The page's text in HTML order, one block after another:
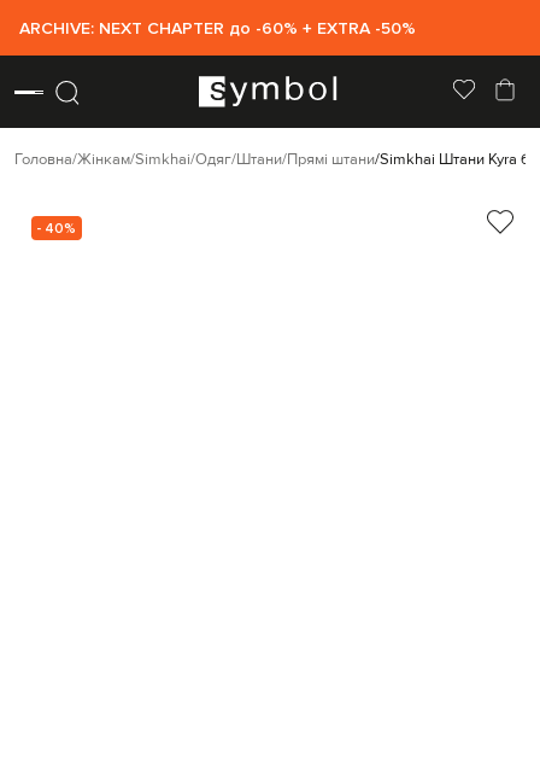
ARCHIVE: NEXT CHAPTER до -60% + EXTRA -50%
Головна Жінкам Simkhai Одяг Штани Прямі штани Simkhai Штани Kyra
- 40%